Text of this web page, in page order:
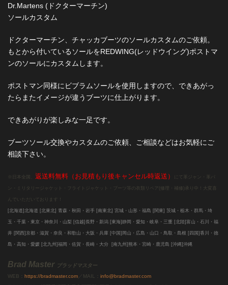
Dr.Martens (ドクターマーチン)
ソールカスタム
ドクターマーチン、チャッカブーツのソールカスタムのご依頼。
もとから付いているソールをREDWING(レッドウイング)ポストマ
ンのソールにカスタムします。
ポストマン同様にビブラムソールを使用しますので、できあがっ
たらまたイメージが違うブーツに仕上がります。
できあがりが楽しみな一足です。
ブーツソール交換やカスタムのご依頼、ご相談などはお気軽にご
相談下さい。
※日本全国、 返送料無料（お見積もり後キャンセル時返送） にて革ジャン・革パ
ン・ミリタリージャケット・フライトジャケット・ブーツ等の衣類リペア(修理・補修)承り中！大変喜
んでいただいております！
[北海道]北海道 [北東北] 青森・秋田・岩手 [南東北] 宮城・山形・福島 [関東] 茨城・栃木・群馬・埼
玉・千葉・東京・神奈川・山梨 [信越] 長野・新潟 [東海] 静岡・愛知・岐阜・三重 [北陸] 富山・石川・福
井 [関西] 京都・滋賀・奈良・和歌山・大阪・兵庫 [中国] 岡山・広島・山口・鳥取・島根 [四国] 香川・徳
島・高知・愛媛 [北九州] 福岡・佐賀・長崎・大分 [南九州] 熊本・宮崎・鹿児島 [沖縄] 沖縄
Brad Master
ブラッドマスター
WEB： https://bradmaster.com ／MAIL： info@bradmaster.com